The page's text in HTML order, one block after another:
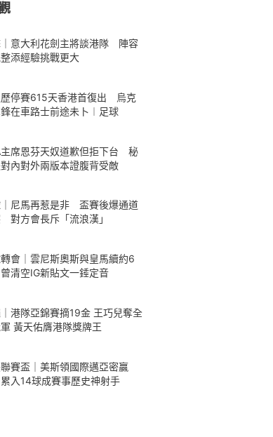
意大利花劍主將談港隊 陣容
添經驗挑戰更大
停賽615天香港首復出 烏克
在車路士前途未卜︱足球
主席恩芬天奴道歉但拒下台 秘
內對外兩版本證腹背受敵
｜尼馬再惹是非 盃賽後爆通道
對方會長斥「流浪漢」
會｜雲尼斯奧斯與皇馬續約6
清空IG新貼文一錘定音
隊亞錦賽摘19金 王巧兒奪全
能冠軍 黃天佑膺港隊獎牌王
賽盃｜美斯領國際邁亞密贏
入14球成賽事歷史神射手